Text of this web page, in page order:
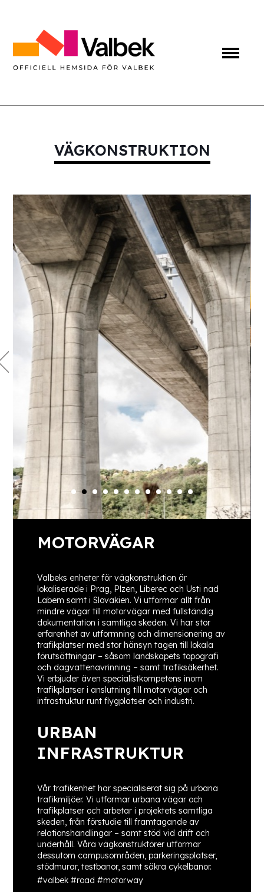
VÄGKONSTRUKTION
MOTORVÄGAR
Valbeks enheter för vägkonstruktion är
lokaliserade i Prag, Plzen, Liberec och Usti nad
Labem samt i Slovakien. Vi utformar allt från
mindre vägar till motorvägar med fullständig
dokumentation i samtliga skeden. Vi har stor
erfarenhet av utformning och dimensionering av
trafikplatser med stor hänsyn tagen till lokala
förutsättningar – såsom landskapets topografi
och dagvattenavrinning – samt trafiksäkerhet.
Vi erbjuder även specialistkompetens inom
trafikplatser i anslutning till motorvägar och
infrastruktur runt flygplatser och industri.
URBAN
INFRASTRUKTUR
Vår trafikenhet har specialiserat sig på urbana
trafikmiljöer. Vi utformar urbana vägar och
trafikplatser och arbetar i projektets samtliga
skeden, från förstudie till framtagande av
relationshandlingar – samt stöd vid drift och
underhåll. Våra vägkonstruktörer utformar
dessutom campusområden, parkeringsplatser,
stödmurar, testbanor, samt säkra cykelbanor.
#valbek #road #motorway